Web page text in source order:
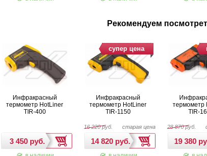
Рекомендуем
Инфракрасный
термометр HotLiner
TIR-400
супер цена
Инфракрасный
термометр HotLiner
TIR-1150
16 220 руб. старая цена
термометр
TIR-
28 870 руб.